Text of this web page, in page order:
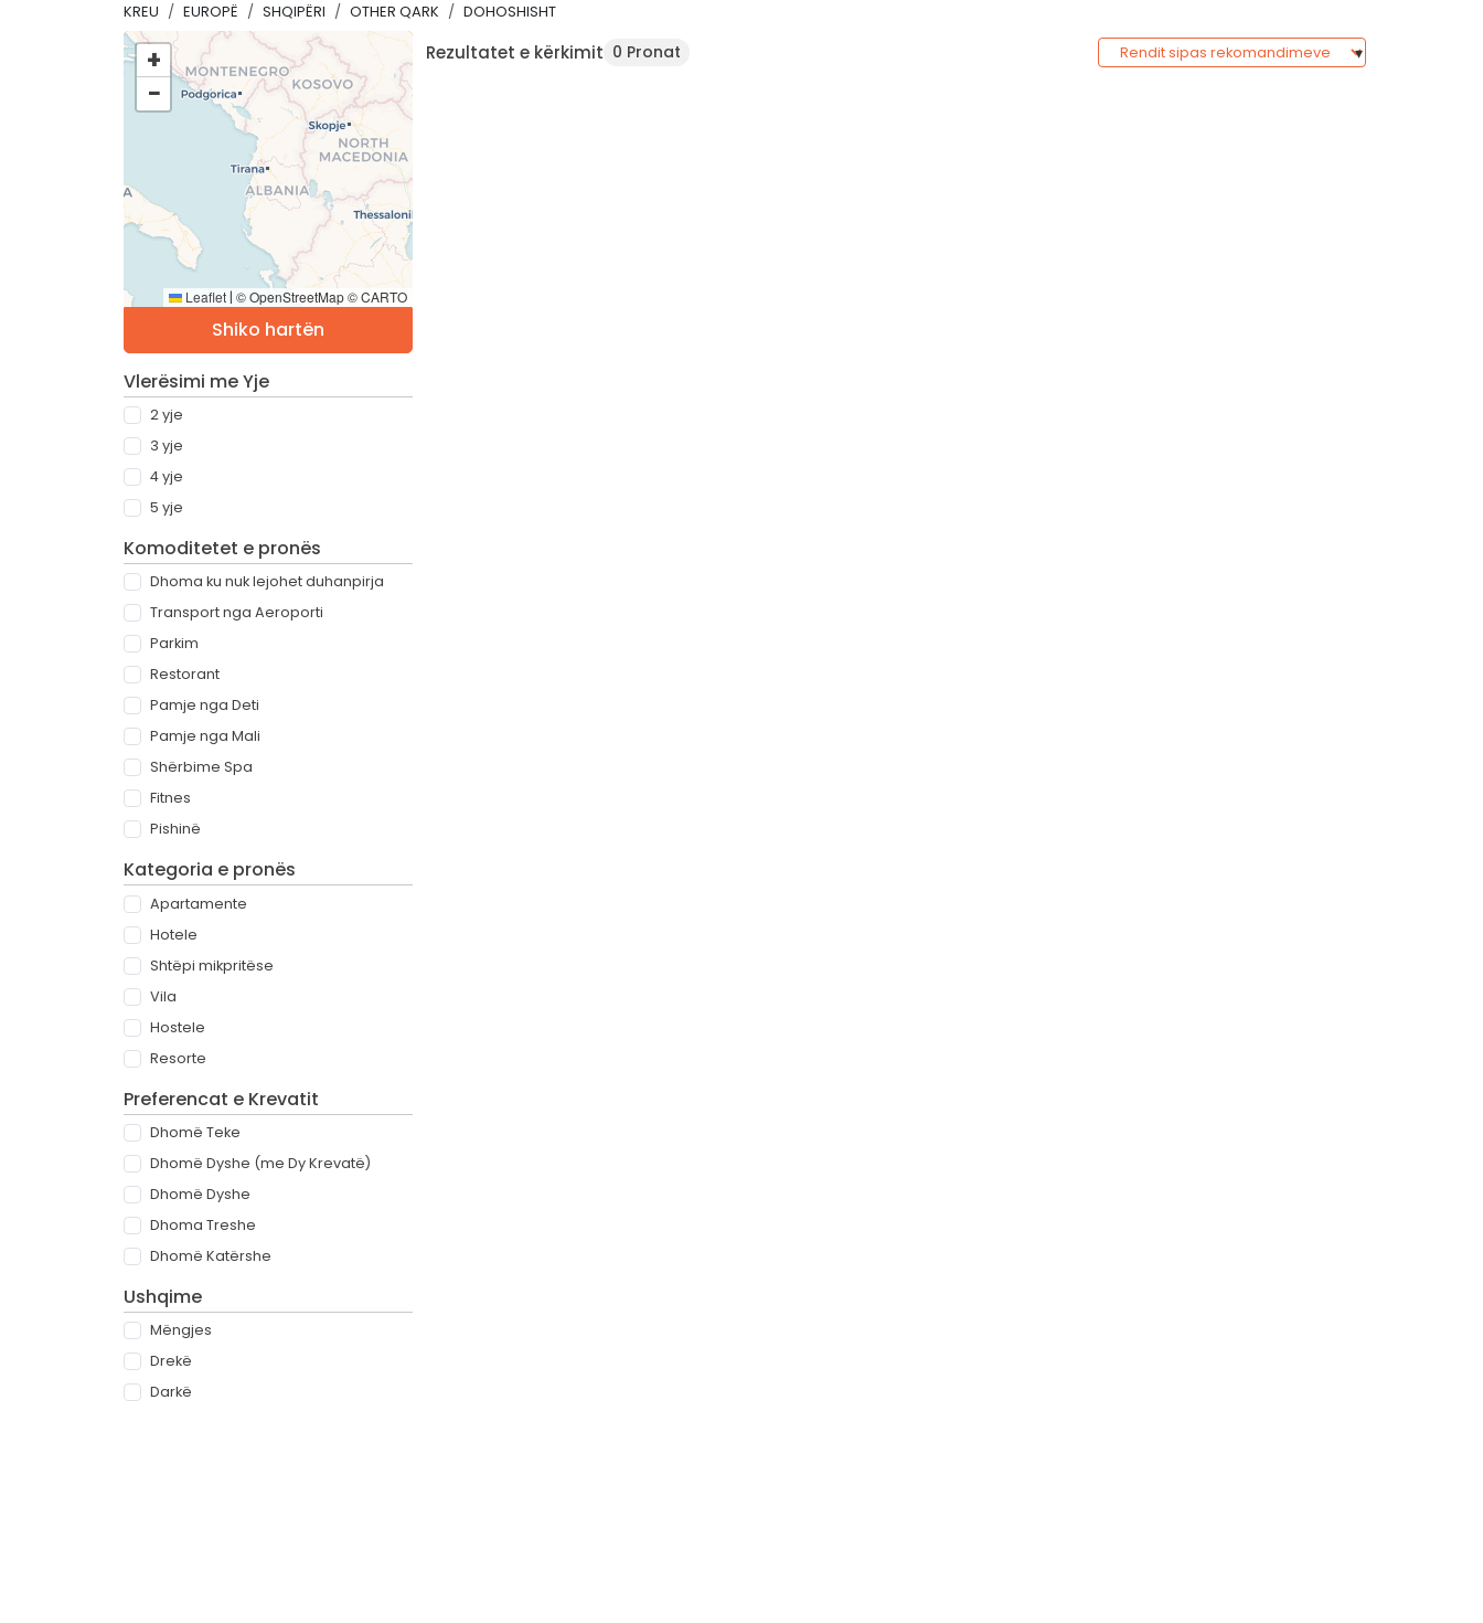
KREU EUROPË SHQIPËRI OTHER QARK DOHOSHISHT
+
−
Leaflet | © OpenStreetMap © CARTO
Shiko hartën
Vlerësimi me Yje
2 yje
3 yje
4 yje
5 yje
Komoditetet e pronës
Dhoma ku nuk lejohet duhanpirja
Transport nga Aeroporti
Parkim
Restorant
Pamje nga Deti
Pamje nga Mali
Shërbime Spa
Fitnes
Pishinë
Kategoria e pronës
Apartamente
Hotele
Shtëpi mikpritëse
Vila
Hostele
Resorte
Preferencat e Krevatit
Dhomë Teke
Dhomë Dyshe (me Dy Krevatë)
Dhomë Dyshe
Dhoma Treshe
Dhomë Katërshe
Ushqime
Mëngjes
Drekë
Darkë
Rezultatet e kërkimit 0 Pronat